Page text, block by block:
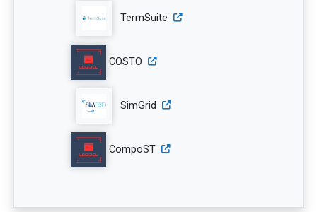
TermSuite
COSTO
SimGrid
CompoST